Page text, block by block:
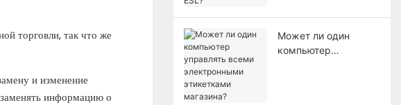
торговли, так что же
и изменение
информацию о
Может ли один
компьютер